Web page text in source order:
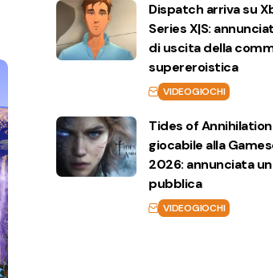
Dispatch arriva su
Series X|S:
di uscita della
supereroistica
VIDEOGIOCHI
Tides of
giocabile alla
2026: annunciata
pubblica
VIDEOGIOCHI